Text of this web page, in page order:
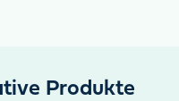
Produkte